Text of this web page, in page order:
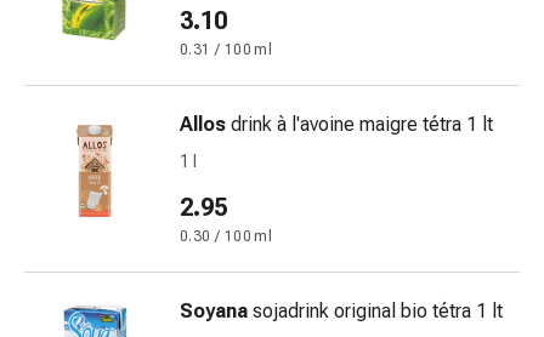
Ustioni
ricambio
Unguenti
disinfezione
delle
3.10
0.31 / 100 ml
Allos drink à l'avoine maigre tétra 1 lt
1 l
2.95
0.30 / 100 ml
Soyana sojadrink original bio tétra 1 lt